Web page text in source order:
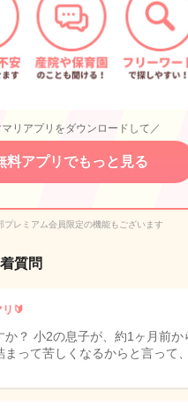
マリアプリをダウンロードして／
料アプリでもっと見る
プレミアム会員限定の機能もございます
質問
リ🔰
か？ 小2の息子が、約1ヶ月前か
まって苦しくなるからと言って